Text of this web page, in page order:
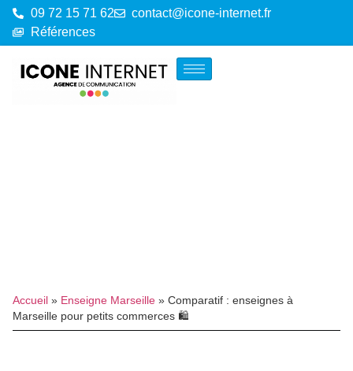
09 72 15 71 62
contact@icone-internet.fr
Références
Accueil » Enseigne Marseille » Comparatif : enseignes à
Marseille pour petits commerces 🛍️